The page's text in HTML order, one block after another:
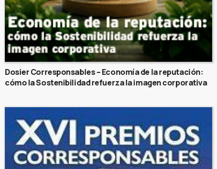
Dosier Corresponsables – Economía de la reputación:
cómo la Sostenibilidad refuerza la imagen corporativa